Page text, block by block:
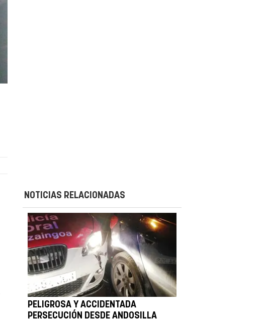
NOTICIAS RELACIONADAS
PELIGROSA Y ACCIDENTADA
PERSECUCIÓN DESDE ANDOSILLA